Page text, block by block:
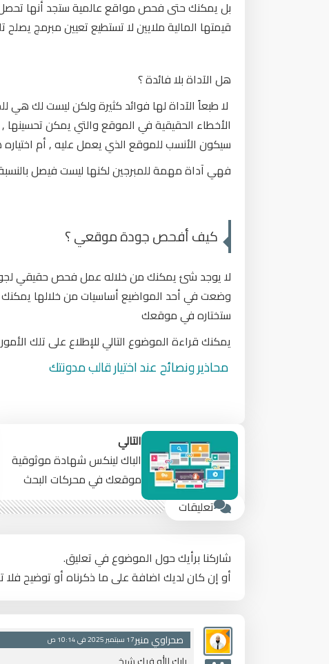
بل يمكنك حتى فحص مواقع عالمية ستجد أنها تحصل
قيمتها المالية ملايين لا تستطيع تعيين مبرمج
هل الآداة بلا فائدة ؟
لا طبعاً الآداة لها فوائد كثيرة ولكن ليست لك
الأخطاء الحقيقية في الموقع والتي يمكن تحسينها ,
سيكون الأنسب للموقع الذي يعمل عليه , أم
فهي آداة مهمة للمبرجين لكنها ليست فيصل
كيف أفحص جودة موقعي ؟
لا يوجد شئ يمكنك من خلاله عمل فحص حقيقي
وضعت في أحد المواضيع أساسيات من خلالها
ستختاره في موقعك
يمكنك قراءة الموضوع التالي للإطلاع على تلك الأمور
محاذير ونصائح عند اختيار قالب مدونتك
التالي
الباك لينكس شهادة موثوقية
موقعك في محركات البحث
تعليقات
شاركنا برأيك حول الموضوع في تعليق.
أو إن كان لديك اضافة على ما ذكرناه أو توضيح
صحراوي منير17 سبتمبر 2025 في 10:14 ص